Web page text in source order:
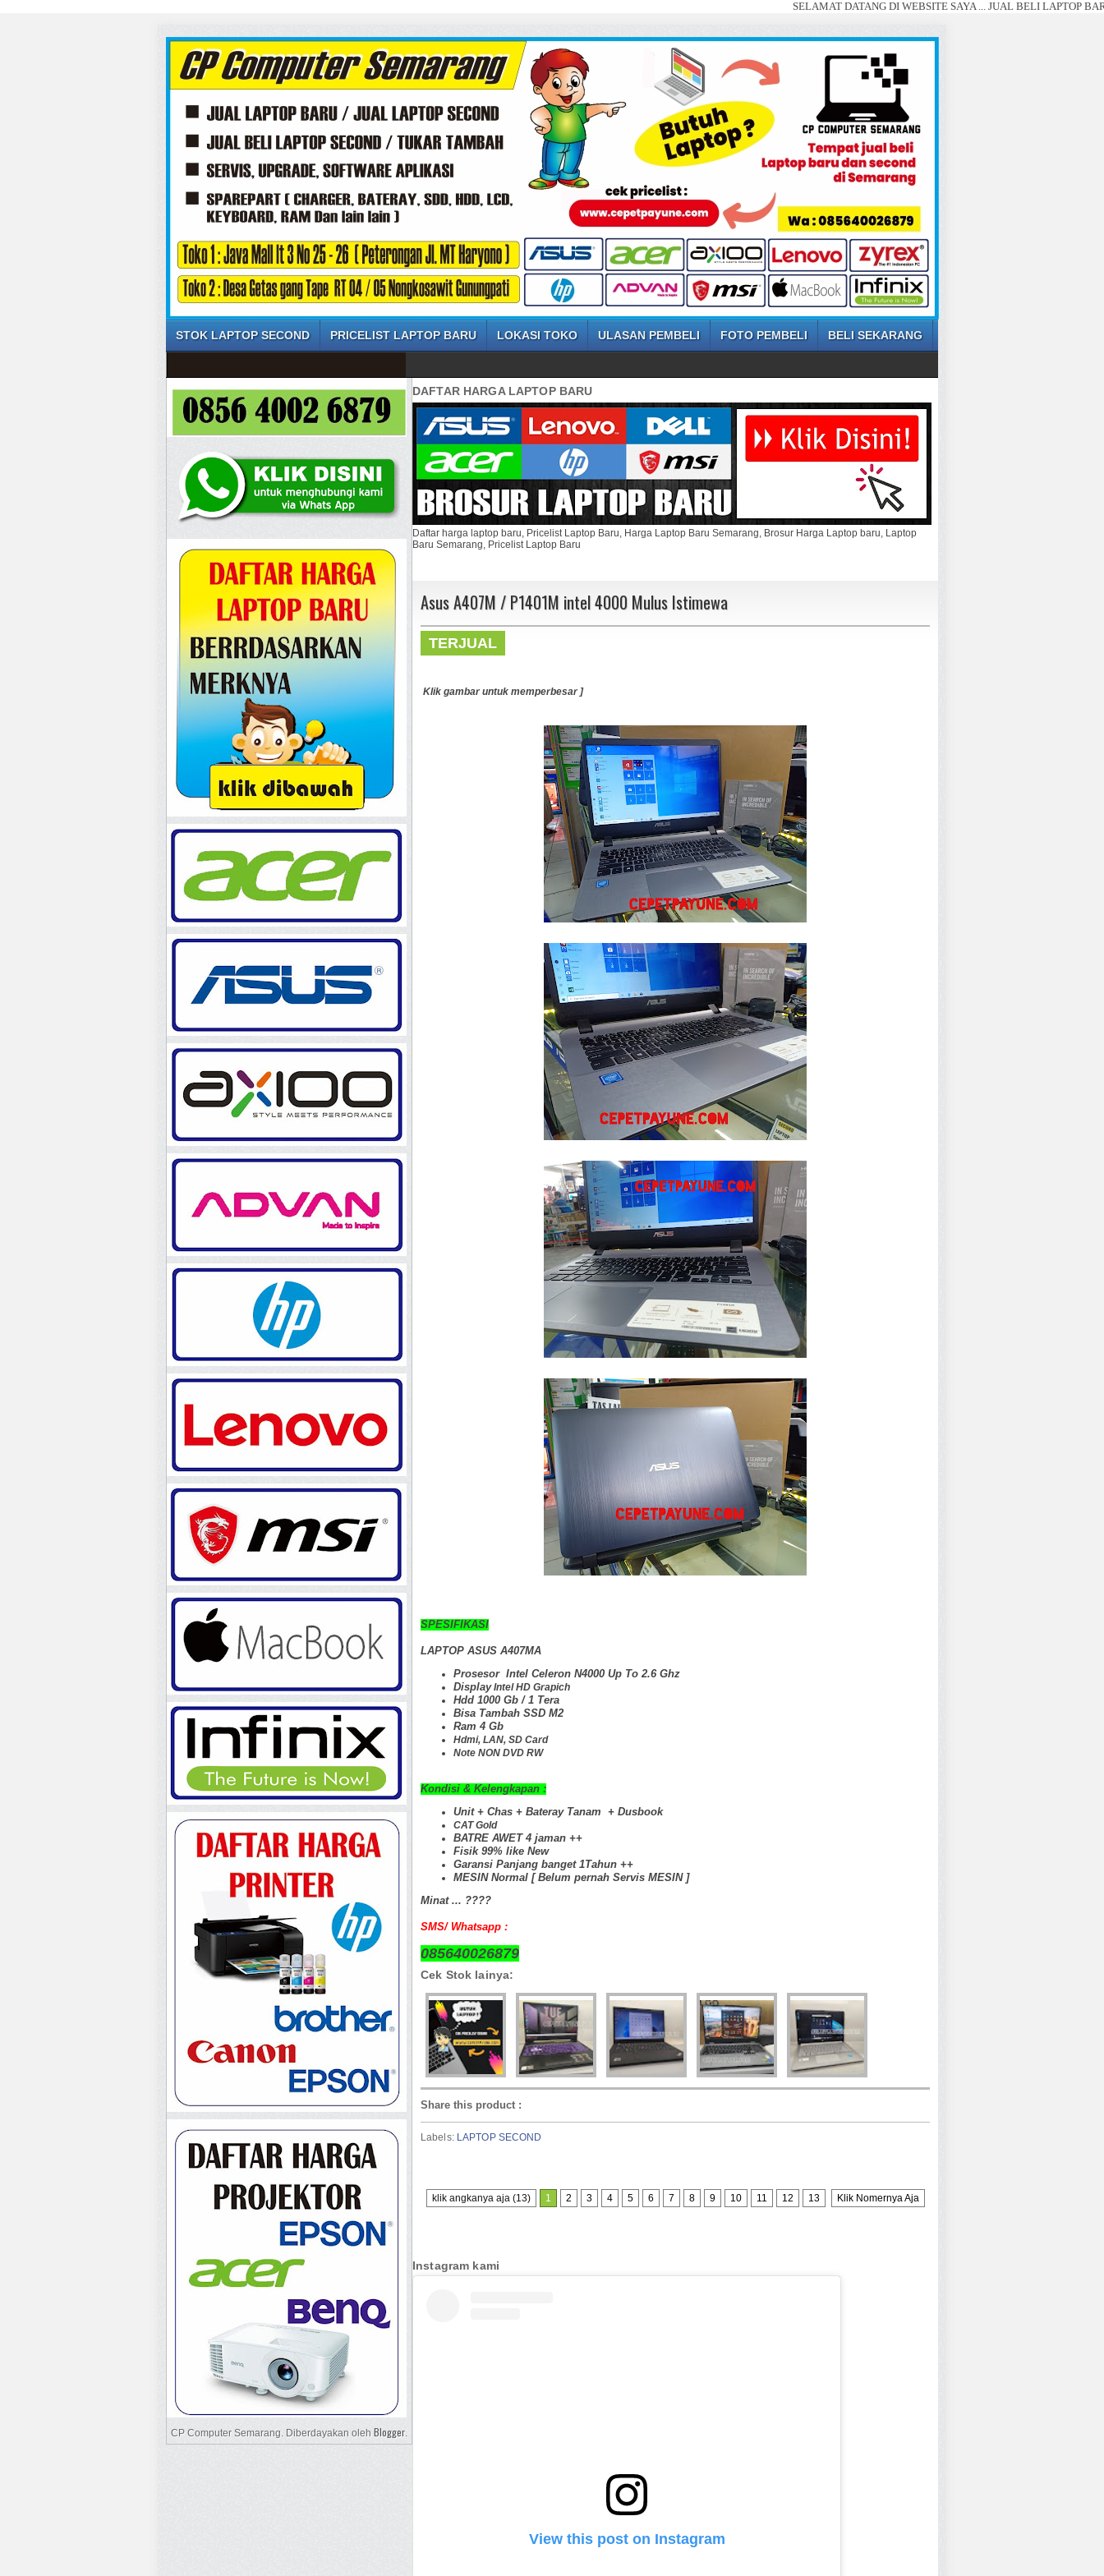
SELAMAT DATANG DI WEBSITE SAYA ... JUAL BELI LAPTOP BARU DAN
STOK LAPTOP SECOND PRICELIST LAPTOP BARU LOKASI TOKO ULASAN PEMBELI FOTO PEMBELI BELI SEKARANG
DAFTAR HARGA LAPTOP BARU
Daftar harga laptop baru, Pricelist Laptop Baru, Harga Laptop Baru Semarang, Brosur Harga Laptop baru, Laptop
Baru Semarang, Pricelist Laptop Baru
Asus A407M / P1401M intel 4000 Mulus Istimewa
TERJUAL
Klik gambar untuk memperbesar ]
SPESIFIKASI
LAPTOP ASUS A407MA
Prosesor Intel Celeron N4000 Up To 2.6 Ghz
DisplayIntel HD Grapich
Hdd 1000 Gb / 1 Tera
Bisa Tambah SSD M2
Ram 4 Gb
Hdmi, LAN, SD Card
Note NON DVD RW
Kondisi & Kelengkapan :
Unit + Chas + Bateray Tanam + Dusbook
CAT Gold
BATRE AWET 4 jaman ++
Fisik 99% like New
Garansi Panjang banget 1Tahun ++
MESIN Normal [ Belum pernah Servis MESIN ]
Minat ... ????
SMS/ Whatsapp :
085640026879
Cek Stok lainya:
Share this product :
Labels: LAPTOP SECOND
klik angkanya aja (13) 1 2 3 4 5 6 7 8 9 10 11 12 13 Klik Nomernya Aja
Instagram kami
View this post on Instagram
CP Computer Semarang. Diberdayakan oleh Blogger.